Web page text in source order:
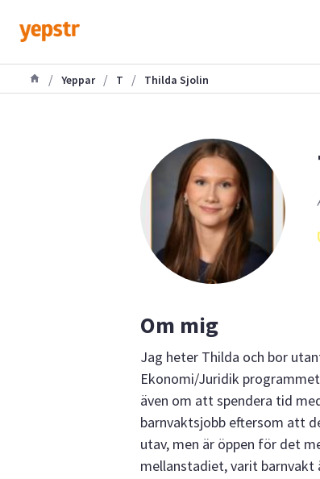
/ Yeppar / T / Thilda Sjolin
Om mig
Jag heter Thilda och bor
Ekonomi/Juridik
även om att spendera tid
barnvaktsjobb eftersom att
utav, men är öppen för det
mellanstadiet, varit barnvakt